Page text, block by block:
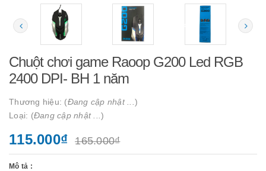
Chuột chơi game Raoop G200 Led RGB
2400 DPI- BH 1 năm
Thương hiệu: (Đang cập nhật ... )
Loại: (Đang cập nhật ... )
115.000₫ 165.000₫
Mô tả :